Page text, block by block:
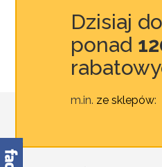
Dzisiaj
ponad
m.in. ze sklepów: